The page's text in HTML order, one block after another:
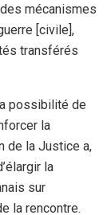
mécanismes
[civile],
transférés
possibilité de
la
de la Justice a,
la
sur
la rencontre.